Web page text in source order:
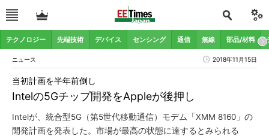
テクノロジー 先端技術 デバイス センシング 通信 無線 部品/材料
ニュース 2018年11月15日
Intelの5Gチップ開発をAppleが後押し
当初計画を半年前倒し
Intelが、統合型5G（第5世代移動通信）モデム「XMM 8160」の
開発計画を発表した。市場が最高の状態に達するとみられる